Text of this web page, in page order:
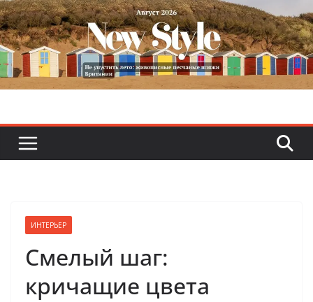
Skip
to
content
ИНТЕРЬЕР
Смелый шаг:
кричащие цвета